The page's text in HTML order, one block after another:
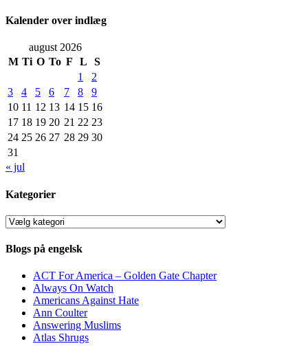
Kalender over indlæg
august 2026
M Ti O To F L
S
1
2
3
4 5 6 7 8
9
10 11 12 13 14 15 16
17 18 19 20 21 22 23
24 25 26 27 28 29 30
31
« jul
Kategorier
Kategorier
Blogs på engelsk
ACT For America – Golden Gate Chapter
Always On Watch
Americans Against Hate
Ann Coulter
Answering Muslims
Atlas Shrugs